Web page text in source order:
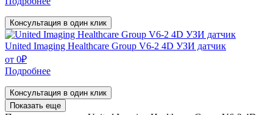
Консультация в один клик
United Imaging Healthcare Group V6-2 4D УЗИ датчик
от 0₽
Подробнее
Консультация в один клик
Показать еще